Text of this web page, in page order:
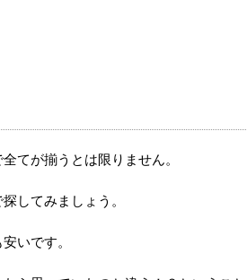
てが揃うとは限りません。
してみましょう。
いです。